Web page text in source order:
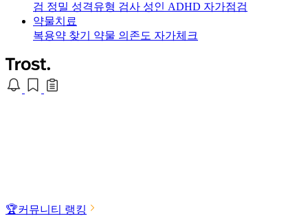
검 정밀 성격유형 검사 성인 ADHD 자가점검
약물치료
복용약 찾기 약물 의존도 자가체크
🏆커뮤니티 랭킹